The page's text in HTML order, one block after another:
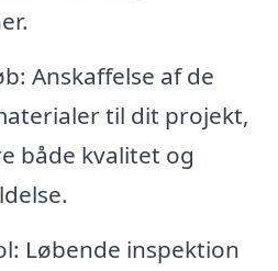
Anskaffelse af de
til dit projekt,
både kvalitet og
Løbende inspektion